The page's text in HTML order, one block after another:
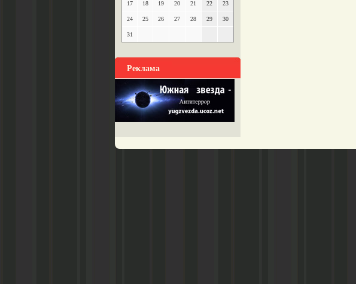
17 18 19 20 21 22 23
24 25 26 27 28 29 30
31
Реклама